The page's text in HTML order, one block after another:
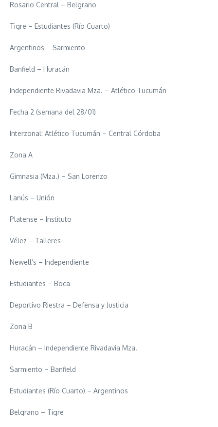
Rosario Central – Belgrano
Tigre – Estudiantes (Río Cuarto)
Argentinos – Sarmiento
Banfield – Huracán
Independiente Rivadavia Mza. – Atlético Tucumán
Fecha 2 (semana del 28/01)
Interzonal: Atlético Tucumán – Central Córdoba
Zona A
Gimnasia (Mza.) – San Lorenzo
Lanús – Unión
Platense – Instituto
Vélez – Talleres
Newell’s – Independiente
Estudiantes – Boca
Deportivo Riestra – Defensa y Justicia
Zona B
Huracán – Independiente Rivadavia Mza.
Sarmiento – Banfield
Estudiantes (Río Cuarto) – Argentinos
Belgrano – Tigre